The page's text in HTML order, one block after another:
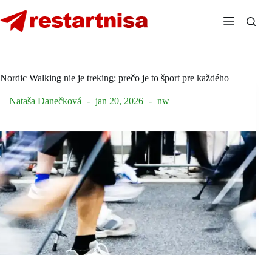
to
content
Nordic Walking nie je treking: prečo je to šport pre každého
Nataša Danečková jan 20, 2026 nw